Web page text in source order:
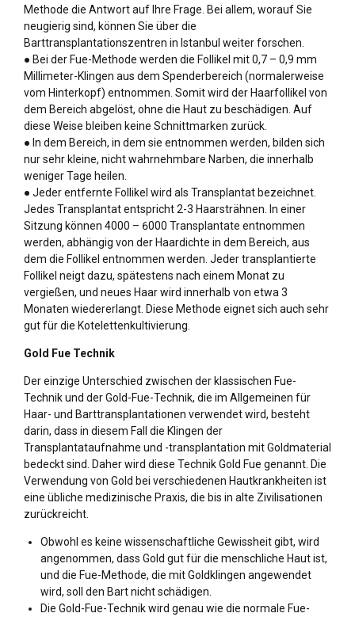
Methode die Antwort auf Ihre Frage. Bei allem, worauf Sie
neugierig sind, können Sie über die
Barttransplantationszentren in Istanbul weiter forschen.
● Bei der Fue-Methode werden die Follikel mit 0,7 – 0,9 mm
Millimeter-Klingen aus dem Spenderbereich (normalerweise
vom Hinterkopf) entnommen. Somit wird der Haarfollikel von
dem Bereich abgelöst, ohne die Haut zu beschädigen. Auf
diese Weise bleiben keine Schnittmarken zurück.
● In dem Bereich, in dem sie entnommen werden, bilden sich
nur sehr kleine, nicht wahrnehmbare Narben, die innerhalb
weniger Tage heilen.
● Jeder entfernte Follikel wird als Transplantat bezeichnet.
Jedes Transplantat entspricht 2-3 Haarsträhnen. In einer
Sitzung können 4000 – 6000 Transplantate entnommen
werden, abhängig von der Haardichte in dem Bereich, aus
dem die Follikel entnommen werden. Jeder transplantierte
Follikel neigt dazu, spätestens nach einem Monat zu
vergießen, und neues Haar wird innerhalb von etwa 3
Monaten wiedererlangt. Diese Methode eignet sich auch sehr
gut für die Kotelettenkultivierung.
Gold Fue Technik
Der einzige Unterschied zwischen der klassischen Fue-
Technik und der Gold-Fue-Technik, die im Allgemeinen für
Haar- und Barttransplantationen verwendet wird, besteht
darin, dass in diesem Fall die Klingen der
Transplantataufnahme und -transplantation mit Goldmaterial
bedeckt sind. Daher wird diese Technik Gold Fue genannt. Die
Verwendung von Gold bei verschiedenen Hautkrankheiten ist
eine übliche medizinische Praxis, die bis in alte Zivilisationen
zurückreicht.
Obwohl es keine wissenschaftliche Gewissheit gibt, wird
angenommen, dass Gold gut für die menschliche Haut ist,
und die Fue-Methode, die mit Goldklingen angewendet
wird, soll den Bart nicht schädigen.
Die Gold-Fue-Technik wird genau wie die normale Fue-